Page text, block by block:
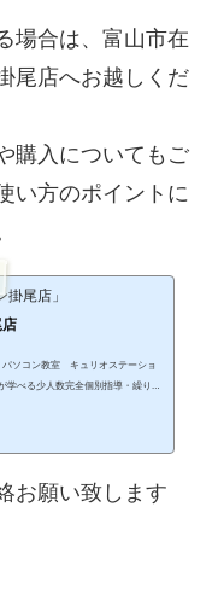
場合は、富山市在
尾店へお越しくだ
購入についてもご
い方のポイントに
尾店」
お願い致します